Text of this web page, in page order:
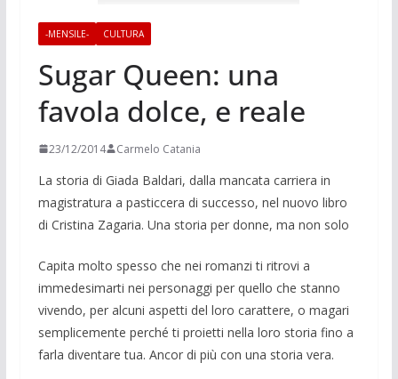
-MENSILE- CULTURA
Sugar Queen: una
favola dolce, e reale
23/12/2014 Carmelo Catania
La storia di Giada Bal­dari, dalla mancata carriera in
magistratu­ra a pasticcera di suc­cesso, nel nuovo libro
di Cristina Zagaria. Una storia per donne, ma non solo
Capita molto spesso che nei roman­zi ti ritrovi a
immedesimarti nei perso­naggi per quello che stanno
vivendo, per alcuni aspetti del loro carattere, o magari
semplicemente perché ti pro­ietti nella loro storia fino a
farla diven­tare tua. Ancor di più con una storia vera.